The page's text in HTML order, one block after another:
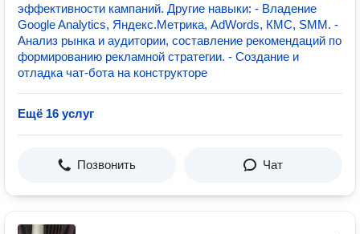
эффективности кампаний. Другие навыки: - Владение
Google Analytics, Яндекс.Метрика, AdWords, КМС, SMM. -
Анализ рынка и аудитории, составление рекомендаций по
формированию рекламной стратегии. - Создание и
отладка чат-бота на конструкторе
Ещё 16 услуг
Позвонить Чат